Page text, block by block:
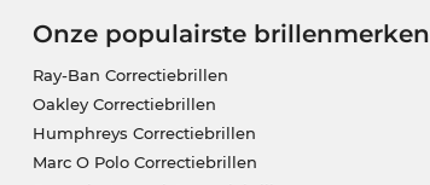
Onze populairste brillenmerken
Ray-Ban Correctiebrillen
Oakley Correctiebrillen
Humphreys Correctiebrillen
Marc O Polo Correctiebrillen